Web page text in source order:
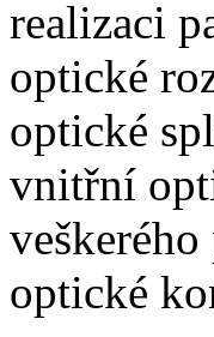
realizaci
optické
optické
vnitřní
optické